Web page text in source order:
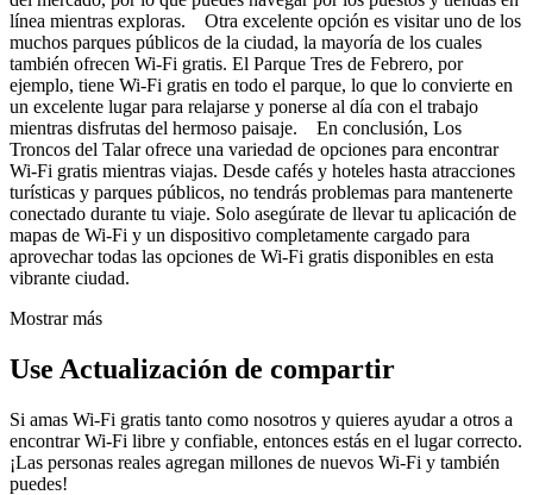
línea mientras exploras. Otra excelente opción es visitar uno de los
muchos parques públicos de la ciudad, la mayoría de los cuales
también ofrecen Wi-Fi gratis. El Parque Tres de Febrero, por
ejemplo, tiene Wi-Fi gratis en todo el parque, lo que lo convierte en
un excelente lugar para relajarse y ponerse al día con el trabajo
mientras disfrutas del hermoso paisaje. En conclusión, Los
Troncos del Talar ofrece una variedad de opciones para encontrar
Wi-Fi gratis mientras viajas. Desde cafés y hoteles hasta atracciones
turísticas y parques públicos, no tendrás problemas para mantenerte
conectado durante tu viaje. Solo asegúrate de llevar tu aplicación de
mapas de Wi-Fi y un dispositivo completamente cargado para
aprovechar todas las opciones de Wi-Fi gratis disponibles en esta
vibrante ciudad.
Mostrar más
Use Actualización de compartir
Si amas Wi-Fi gratis tanto como nosotros y quieres ayudar a otros a
encontrar Wi-Fi libre y confiable, entonces estás en el lugar correcto.
¡Las personas reales agregan millones de nuevos Wi-Fi y también
puedes!